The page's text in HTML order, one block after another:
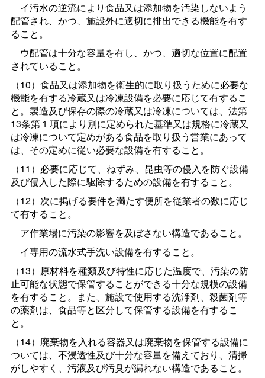
イ汚水の逆流により食品又は添加物を汚染しないよう
配管され、かつ、施設外に適切に排出できる機能を有す
ること。
ウ配管は十分な容量を有し、かつ、適切な位置に配置
されていること。
（10）食品又は添加物を衛生的に取り扱うために必要な
機能を有する冷蔵又は冷凍設備を必要に応じて有するこ
と。製造及び保存の際の冷蔵又は冷凍については、法第
13条第１項により別に定められた基準又は規格に冷蔵又
は冷凍について定めがある食品を取り扱う営業にあって
は、その定めに従い必要な設備を有すること。
（11）必要に応じて、ねずみ、昆虫等の侵入を防ぐ設備
及び侵入した際に駆除するための設備を有すること。
（12）次に掲げる要件を満たす便所を従業者の数に応じ
て有すること。
ア作業場に汚染の影響を及ぼさない構造であること。
イ専用の流水式手洗い設備を有すること。
（13）原材料を種類及び特性に応じた温度で、汚染の防
止可能な状態で保管することができる十分な規模の設備
を有すること。また、施設で使用する洗浄剤、殺菌剤等
の薬剤は、食品等と区分して保管する設備を有するこ
と。
（14）廃棄物を入れる容器又は廃棄物を保管する設備に
ついては、不浸透性及び十分な容量を備えており、清掃
がしやすく、汚液及び汚臭が漏れない構造であること。